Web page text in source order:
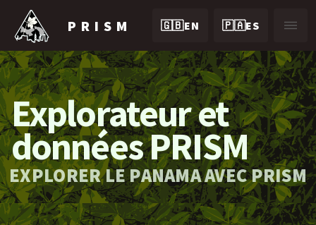
PRISM 🇬🇧EN 🇵🇦ES
Explorateur et
données PRISM
EXPLORER LE PANAMA AVEC PRISM